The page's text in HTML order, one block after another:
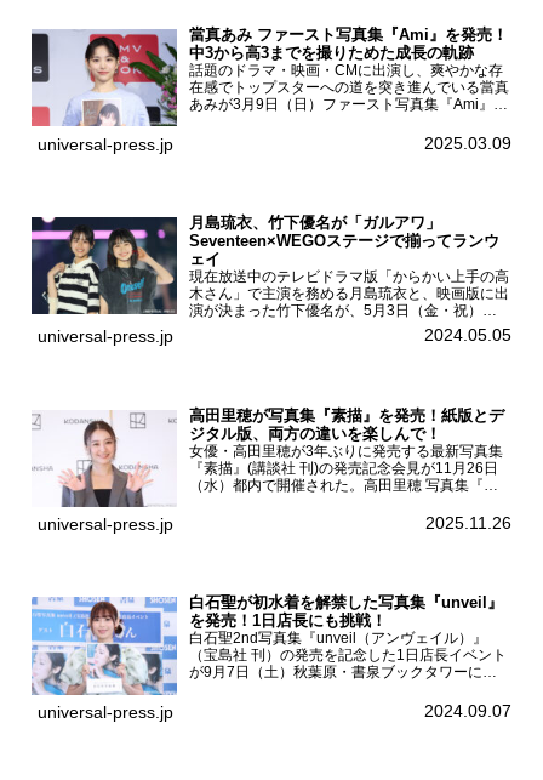
當真あみ ファースト写真集『Ami』を発売！
中3から高3までを撮りためた成長の軌跡
話題のドラマ・映画・CMに出演し、爽やかな存
在感でトップスターへの道を突き進んでいる當真
あみが3月9日（日）ファースト写真集『Ami』
BOOKS SHIBUYAで開催した。當真あみファース
universal-press.jp 2025.03.09
月島琉衣、竹下優名が「ガルアワ」
Seventeen×WEGOステージで揃ってランウ
ェイ
現在放送中のテレビドラマ版「からかい上手の高
木さん」で主演を務める月島琉衣と、映画版に出
演が決まった竹下優名が、5月3日（金・祝）東
京・国立代々木競技場第一体育館で開催されたフ
ァッション&音楽イベント『Rakuten GirlsAward
universal-press.jp 2024.05.05
高田里穂が写真集『素描』を発売！紙版とデ
ジタル版、両方の違いを楽しんで！
女優・高田里穂が3年ぶりに発売する最新写真集
『素描』(講談社 刊)の発売記念会見が11月26日
（水）都内で開催された。高田里穂 写真集『素
あなたです』(読売テレビ)に出演するなど女優と
universal-press.jp 2025.11.26
白石聖が初水着を解禁した写真集『unveil』
を発売！1日店長にも挑戦！
白石聖2nd写真集『unveil（アンヴェイル）』
（宝島社 刊）の発売を記念した1日店長イベント
が9月7日（土）秋葉原・書泉ブックタワーにて
を記念し1日店長イベントを開催した本写真集は
universal-press.jp 2024.09.07